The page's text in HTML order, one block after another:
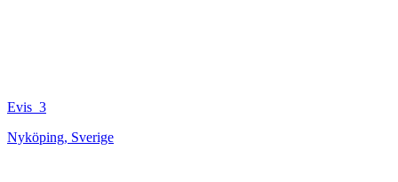
Evis_3
Nyköping, Sverige